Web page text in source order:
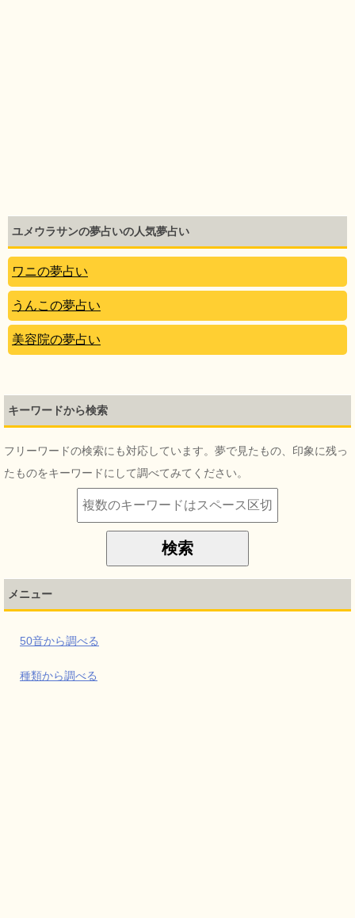
ユメウラサンの夢占いの人気夢占い
ワニの夢占い
うんこの夢占い
美容院の夢占い
キーワードから検索
フリーワードの検索にも対応しています。夢で見たもの、印象に残っ
たものをキーワードにして調べてみてください。
メニュー
50音から調べる
種類から調べる